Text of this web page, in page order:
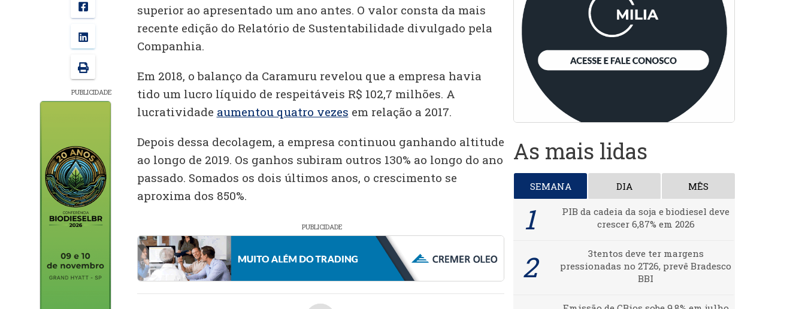
PUBLICIDADE
superior ao apresentado um ano antes. O valor consta da mais
recente edição do Relatório de Sustentabilidade divulgado pela
Companhia.
Em 2018, o balanço da Caramuru revelou que a empresa havia
tido um lucro líquido de respeitáveis R$ 102,7 milhões. A
lucratividade aumentou quatro vezes em relação a 2017.
Depois dessa decolagem, a empresa continuou ganhando altitude
ao longo de 2019. Os ganhos subiram outros 130% ao longo do ano
passado. Somados os dois últimos anos, o crescimento se
aproxima dos 850%.
PUBLICIDADE
As mais lidas
SEMANA DIA MÊS
PIB da cadeia da soja e biodiesel deve
crescer 6,87% em 2026
3tentos deve ter margens
pressionadas no 2T26, prevê Bradesco
BBI